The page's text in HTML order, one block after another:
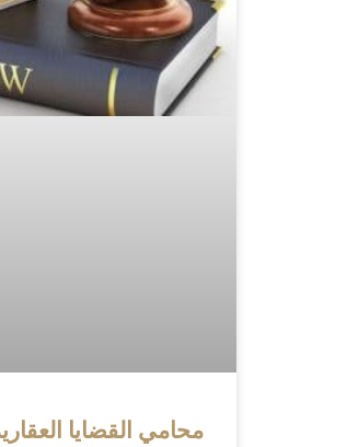
محامي القضايا